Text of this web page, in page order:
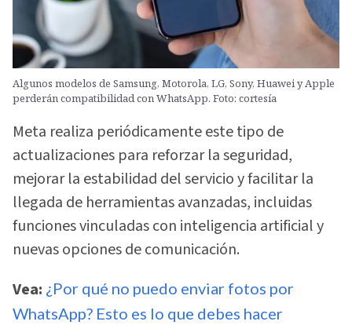
Algunos modelos de Samsung, Motorola, LG, Sony, Huawei y Apple
perderán compatibilidad con WhatsApp. Foto: cortesía
Meta realiza periódicamente este tipo de
actualizaciones para reforzar la seguridad,
mejorar la estabilidad del servicio y facilitar la
llegada de herramientas avanzadas, incluidas
funciones vinculadas con inteligencia artificial y
nuevas opciones de comunicación.
Vea: ¿Por qué no puedo enviar fotos por
WhatsApp? Esto es lo que debes hacer